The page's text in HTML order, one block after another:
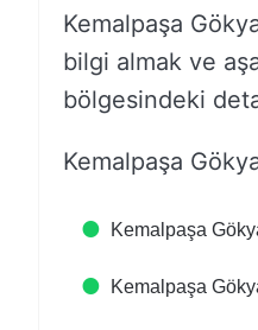
Kemalpaşa
bilgi almak ve
bölgesindeki
Kemalpaşa
Kemalpaşa
Kemalpaşa